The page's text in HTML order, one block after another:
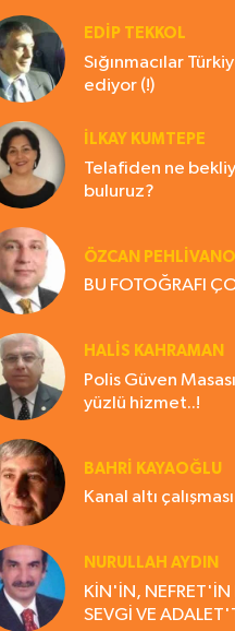
EDIP TEKKOL
Sığınmacılar
ediyor (!)
İLKAY KUMTEPE
Telafiden ne
buluruz?
ÖZCAN
BU FOTOĞRAFI
HALIS KAHRAMAN
Polis Güven
yüzlü hizmet..!
BAHRI KAYAOĞLU
Kanal altı çalışması
NURULLAH AYDIN
KİN'İN, NEFRET'İN
SEVGİ VE